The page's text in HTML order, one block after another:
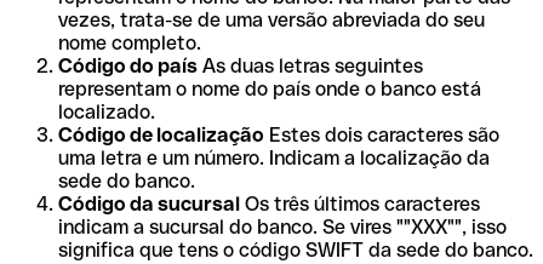
vezes, trata-se de uma versão abreviada do seu
nome completo.
Código do país As duas letras seguintes
representam o nome do país onde o banco está
localizado.
Código de localização Estes dois caracteres são
uma letra e um número. Indicam a localização da
sede do banco.
Código da sucursal Os três últimos caracteres
indicam a sucursal do banco. Se vires ""XXX"", isso
significa que tens o código SWIFT da sede do banco.